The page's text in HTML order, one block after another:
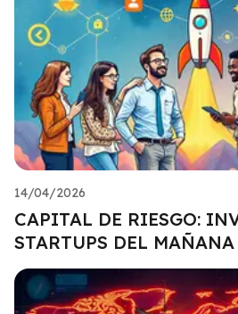
14/04/2026
CAPITAL DE RIESGO:
STARTUPS DEL MAÑANA